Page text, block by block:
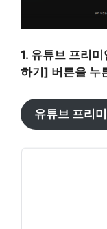
1. 유튜브 프리
하기] 버튼을 누
유튜브 프리